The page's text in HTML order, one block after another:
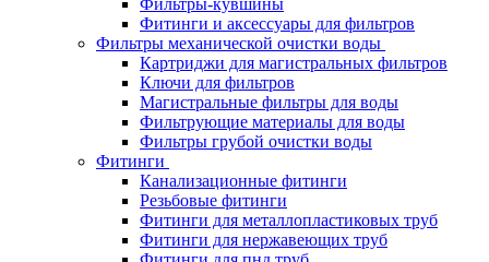
Фитинги и аксессуары для фильтров
Фильтры механической очистки воды
Картриджи для магистральных фильтров
Ключи для фильтров
Магистральные фильтры для воды
Фильтрующие материалы для воды
Фильтры грубой очистки воды
Фитинги
Канализационные фитинги
Резьбовые фитинги
Фитинги для металлопластиковых труб
Фитинги для нержавеющих труб